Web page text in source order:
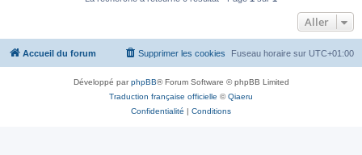
c
e
Aller
Accueil du forum Fuseau horaire sur UTC+01:00
Supprimer les cookies
Développé parphpBB® Forum Software © phpBB Limited
Traduction française officielle ©Qiaeru
Confidentialité | Conditions